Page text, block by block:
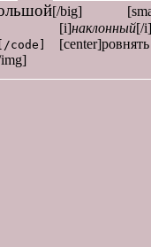
[/big]
[i]наклонный
code]